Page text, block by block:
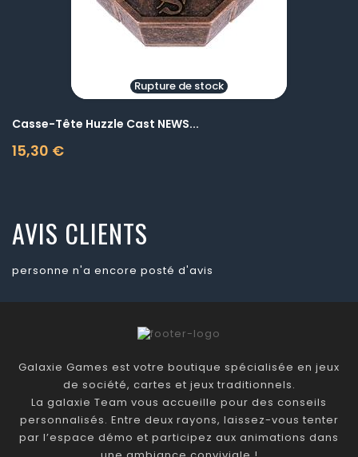
Rupture de stock
Casse-Tête Huzzle Cast NEWS...
15,30 €
Prix
AVIS CLIENTS
personne n'a encore posté d'avis
Galaxie Games est votre boutique spécialisée en jeux
de société, cartes et jeux traditionnels.
La galaxie Team vous accueille pour des conseils
personnalisés. Entre deux rayons, laissez-vous tenter
par l’espace démo et participez aux animations dans